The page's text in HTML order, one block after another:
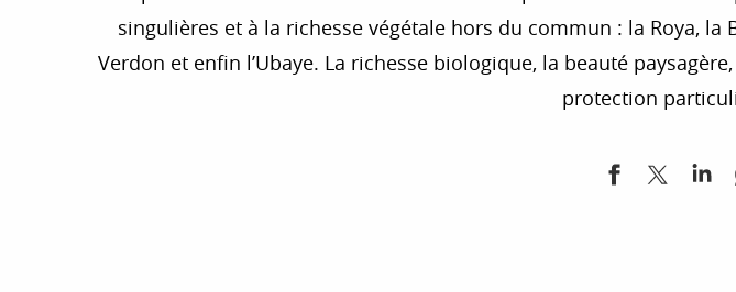
singulières et à la richesse végétale hors du commun : la Roya, la
Verdon et enfin l’Ubaye. La richesse biologique, la beauté
protection